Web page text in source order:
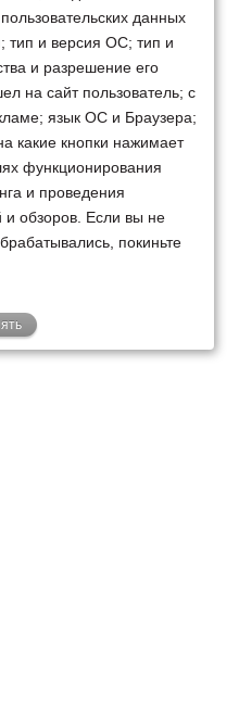
данных
тип и версия ОС; тип и
и разрешение его
на сайт пользователь; с
язык ОС и Браузера;
какие кнопки нажимает
функционирования
и проведения
и обзоров. Если вы не
покиньте